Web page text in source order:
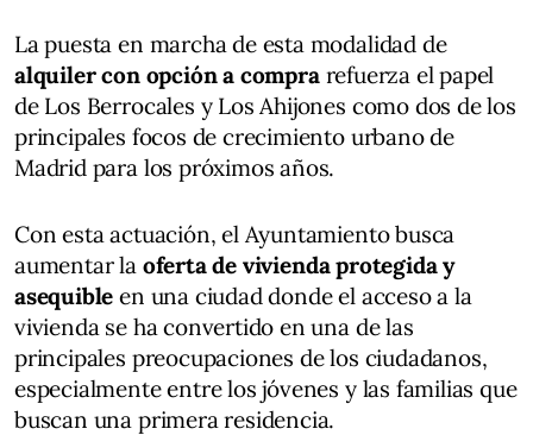
La puesta en marcha de esta modalidad de
alquiler con opción a compra refuerza el papel
de Los Berrocales y Los Ahijones como dos de los
principales focos de crecimiento urbano de
Madrid para los próximos años.
Con esta actuación, el Ayuntamiento busca
aumentar la oferta de vivienda protegida y
asequibleen una ciudad donde el acceso a la
vivienda se ha convertido en una de las
principales preocupaciones de los ciudadanos,
especialmente entre los jóvenes y las familias que
buscan una primera residencia.